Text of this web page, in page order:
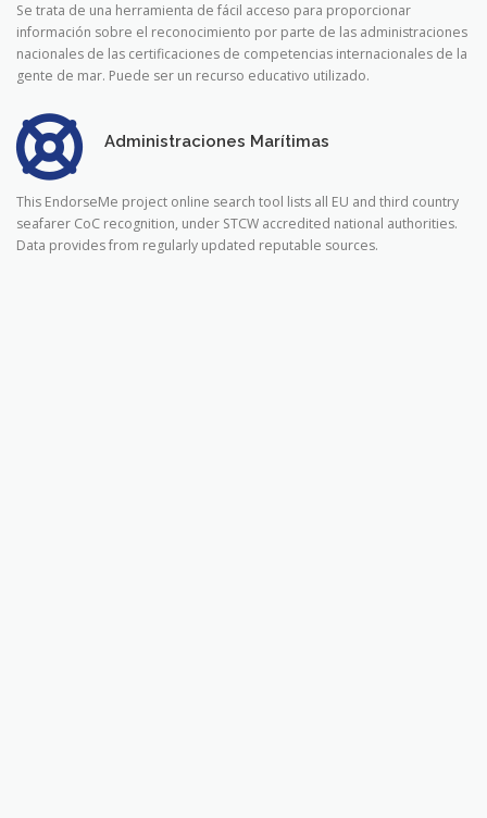
Se trata de una herramienta de fácil acceso para proporcionar
información sobre el reconocimiento por parte de las administraciones
nacionales de las certificaciones de competencias internacionales de la
gente de mar. Puede ser un recurso educativo utilizado.
Administraciones Marítimas
This EndorseMe project online search tool lists all EU and third country
seafarer CoC recognition, under STCW accredited national authorities.
Data provides from regularly updated reputable sources.